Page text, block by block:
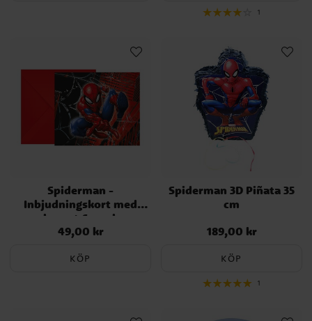
1
Spiderman -
Inbjudningskort med
kuvert 6-pack
Pris:49,00 kr
49,00 kr
KÖP
Spiderman 3D Piñata 35
cm
Pris:189,00 kr
189,00 kr
KÖP
1